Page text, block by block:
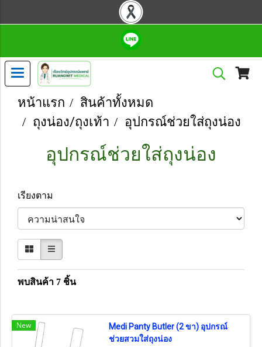
หน้าแรก
สินค้าทั้งหมด
ถุงน่อง/ถุงเท้า
อุปกรณ์ช่วยใส่ถุงน่อง
อุปกรณ์ช่วยใส่ถุงน่อง
เรียงตาม
พบสินค้า 7 ชิ้น
New
Medi Panty Butler (2 ขา) อุปกรณ์
ช่วยสวมใส่ถุงน่อง